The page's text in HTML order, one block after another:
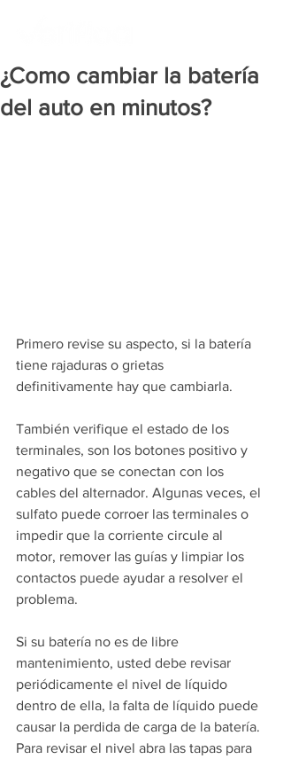
¿Como cambiar la batería
del auto en minutos?
Primero revise su aspecto, si la batería
tiene rajaduras o grietas
definitivamente hay que cambiarla.
También verifique el estado de los
terminales, son los botones positivo y
negativo que se conectan con los
cables del alternador. Algunas veces, el
sulfato puede corroer las terminales o
impedir que la corriente circule al
motor, remover las guías y limpiar los
contactos puede ayudar a resolver el
problema.
Si su batería no es de libre
mantenimiento, usted debe revisar
periódicamente el nivel de líquido
dentro de ella, la falta de líquido puede
causar la perdida de carga de la batería.
Para revisar el nivel abra las tapas para